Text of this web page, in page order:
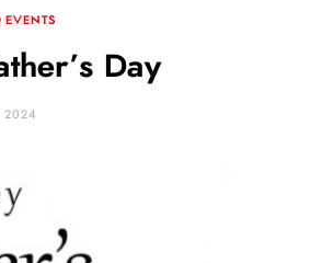
EVENTS
Day
2024